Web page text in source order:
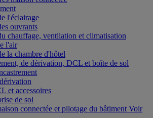
l'éclairage
ouvrants
chauffage, ventilation et climatisation
l'air
la chambre d'hôtel
de dérivation, DCL et boîte de sol
et accessoires
de sol
connectée et pilotage du bâtiment Voir